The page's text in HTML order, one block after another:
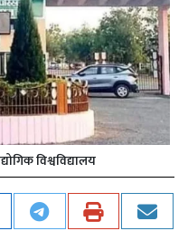
विश्वविद्यालय